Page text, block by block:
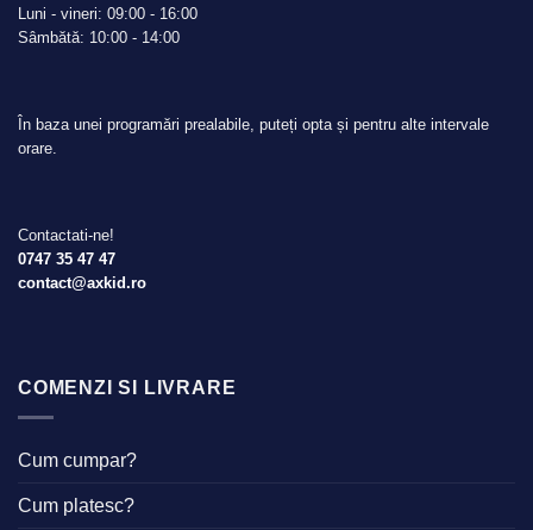
Luni - vineri: 09:00 - 16:00
Sâmbătă: 10:00 - 14:00
În baza unei programări prealabile, puteți opta și pentru alte intervale
orare.
Contactati-ne!
0747 35 47 47
contact@axkid.ro
COMENZI SI LIVRARE
Cum cumpar?
Cum platesc?